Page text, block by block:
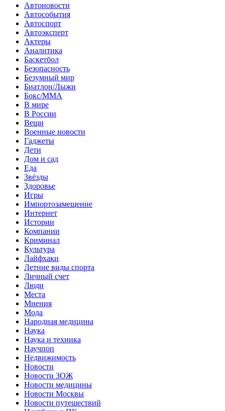
Автоновости
Автособытия
Автоспорт
Автоэксперт
Актеры
Аналитика
Баскетбол
Безопасность
Безумный мир
Биатлон/Лыжи
Бокс/MMA
В мире
В России
Вещи
Военные новости
Гаджеты
Дети
Дом и сад
Еда
Звёзды
Здоровье
Игры
Импортозамещение
Интернет
Истории
Компании
Криминал
Культура
Лайфхаки
Летние виды спорта
Личный счет
Люди
Места
Мнения
Мода
Народная медицина
Наука
Наука и техника
Научпоп
Недвижимость
Новости
Новости ЗОЖ
Новости медицины
Новости Москвы
Новости путешествий